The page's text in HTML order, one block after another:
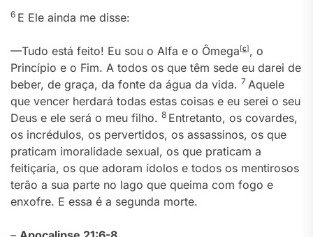
6 E Ele ainda me disse:
—Tudo está feito! Eu sou o Alfa e o Ômega[c], o
Princípio e o Fim. A todos os que têm sede eu darei de
beber, de graça, da fonte da água da vida. 7 Aquele
que vencer herdará todas estas coisas e eu serei o seu
Deus e ele será o meu filho. 8 Entretanto, os covardes,
os incrédulos, os pervertidos, os assassinos, os que
praticam imoralidade sexual, os que praticam a
feitiçaria, os que adoram ídolos e todos os mentirosos
terão a sua parte no lago que queima com fogo e
enxofre. E essa é a segunda morte.